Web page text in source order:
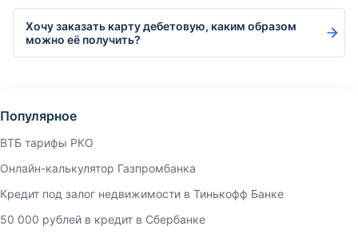
Хочу заказать карту дебетовую, каким образом
можно её получить?
Популярное
ВТБ тарифы РКО
Онлайн-калькулятор Газпромбанка
Кредит под залог недвижимости в Тинькофф Банке
50 000 рублей в кредит в Сбербанке